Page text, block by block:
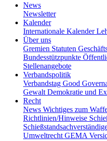
News
Newsletter
Kalender
Internationale Kalender
Über uns
Gremien Statuten
Bundesstützpunkte
Stellenangebote
Verbandspolitik
Verbandstag Good
Gewalt Demokratie und
Recht
News Wichtiges zum
Richtlinien/Hinweise
Umweltrecht GEMA